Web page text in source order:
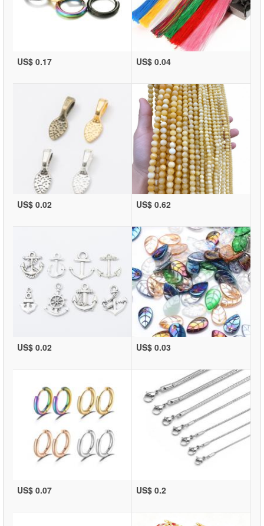
US$ 0.17 US$ 0.04
US$ 0.02 US$ 0.62
US$ 0.02 US$ 0.03
US$ 0.07 US$ 0.2